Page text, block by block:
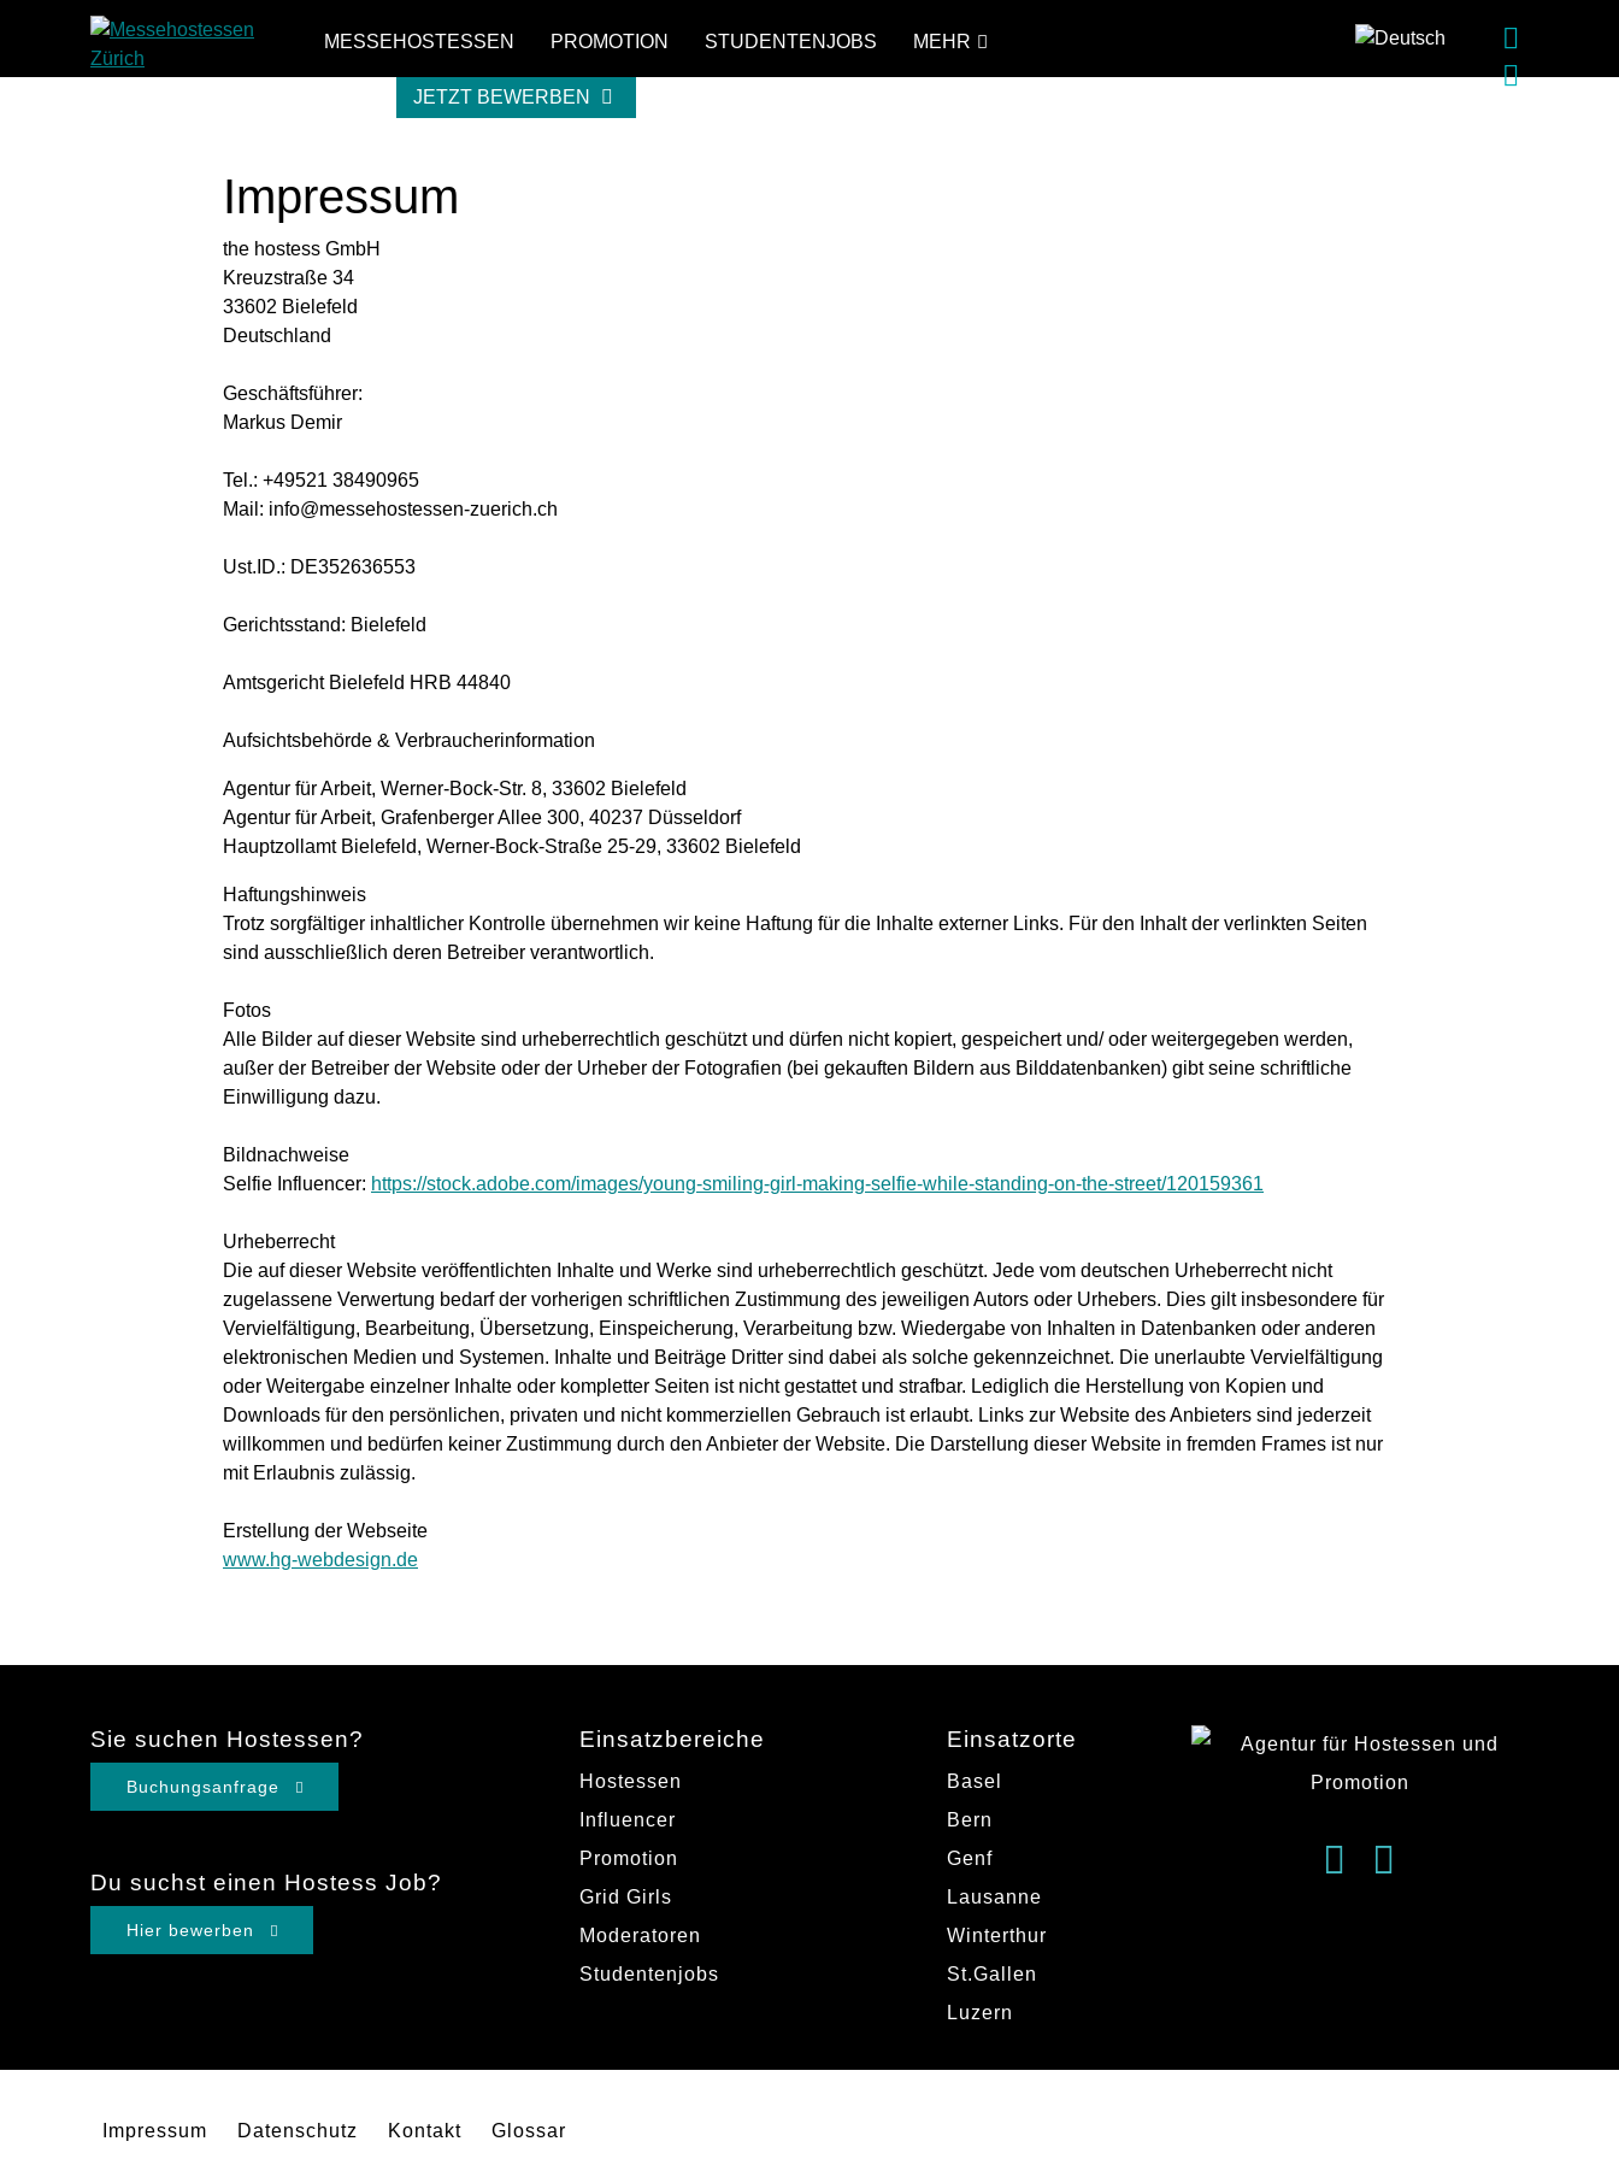
MESSEHOSTESSEN PROMOTION STUDENTENJOBS MEHR
JETZT BEWERBEN
Impressum
the hostess GmbH
Kreuzstraße 34
33602 Bielefeld
Deutschland
Geschäftsführer:
Markus Demir
Tel.: +49521 38490965
Mail: info@messehostessen-zuerich.ch
Ust.ID.: DE352636553
Gerichtsstand: Bielefeld
Amtsgericht Bielefeld HRB 44840
Aufsichtsbehörde & Verbraucherinformation
Agentur für Arbeit, Werner-Bock-Str. 8, 33602 Bielefeld
Agentur für Arbeit, Grafenberger Allee 300, 40237 Düsseldorf
Hauptzollamt Bielefeld, Werner-Bock-Straße 25-29, 33602 Bielefeld
Haftungshinweis
Trotz sorgfältiger inhaltlicher Kontrolle übernehmen wir keine Haftung für die Inhalte externer Links. Für den Inhalt der verlinkten Seiten
sind ausschließlich deren Betreiber verantwortlich.
Fotos
Alle Bilder auf dieser Website sind urheberrechtlich geschützt und dürfen nicht kopiert, gespeichert und/ oder weitergegeben werden,
außer der Betreiber der Website oder der Urheber der Fotografien (bei gekauften Bildern aus Bilddatenbanken) gibt seine schriftliche
Einwilligung dazu.
Bildnachweise
Selfie Influencer: https://stock.adobe.com/images/young-smiling-girl-making-selfie-while-standing-on-the-street/120159361
Urheberrecht
Die auf dieser Website veröffentlichten Inhalte und Werke sind urheberrechtlich geschützt. Jede vom deutschen Urheberrecht nicht
zugelassene Verwertung bedarf der vorherigen schriftlichen Zustimmung des jeweiligen Autors oder Urhebers. Dies gilt insbesondere für
Vervielfältigung, Bearbeitung, Übersetzung, Einspeicherung, Verarbeitung bzw. Wiedergabe von Inhalten in Datenbanken oder anderen
elektronischen Medien und Systemen. Inhalte und Beiträge Dritter sind dabei als solche gekennzeichnet. Die unerlaubte Vervielfältigung
oder Weitergabe einzelner Inhalte oder kompletter Seiten ist nicht gestattet und strafbar. Lediglich die Herstellung von Kopien und
Downloads für den persönlichen, privaten und nicht kommerziellen Gebrauch ist erlaubt. Links zur Website des Anbieters sind jederzeit
willkommen und bedürfen keiner Zustimmung durch den Anbieter der Website. Die Darstellung dieser Website in fremden Frames ist nur
mit Erlaubnis zulässig.
Erstellung der Webseite
www.hg-webdesign.de
Sie suchen Hostessen?
Buchungsanfrage
Du suchst einen Hostess Job?
Hier bewerben
Einsatzbereiche
Hostessen
Influencer
Promotion
Grid Girls
Moderatoren
Studentenjobs
Einsatzorte
Basel
Bern
Genf
Lausanne
Winterthur
St.Gallen
Luzern
Impressum Datenschutz Kontakt Glossar